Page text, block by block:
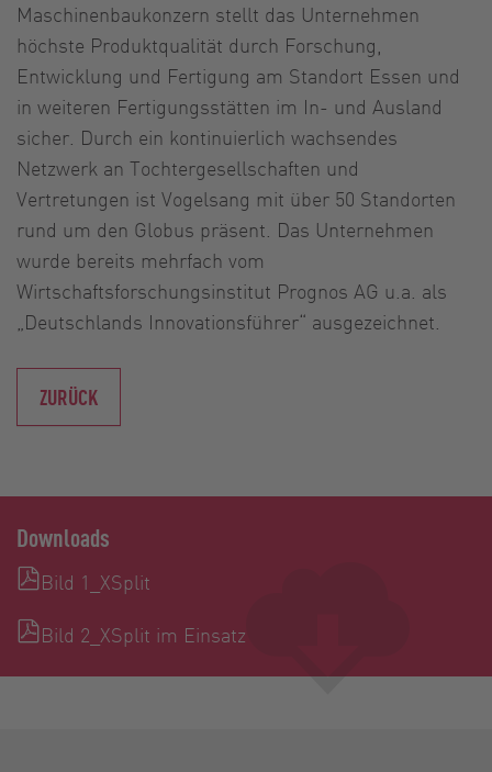
Maschinenbaukonzern stellt das Unternehmen
höchste Produktqualität durch Forschung,
Entwicklung und Fertigung am Standort Essen und
in weiteren Fertigungsstätten im In- und Ausland
sicher. Durch ein kontinuierlich wachsendes
Netzwerk an Tochtergesellschaften und
Vertretungen ist Vogelsang mit über 50 Standorten
rund um den Globus präsent. Das Unternehmen
wurde bereits mehrfach vom
Wirtschaftsforschungsinstitut Prognos AG u.a. als
„Deutschlands Innovationsführer“ ausgezeichnet.
ZURÜCK
Downloads
Bild 1_XSplit
Bild 2_XSplit im Einsatz